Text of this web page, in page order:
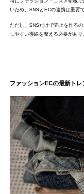
いため、SNSとECの連携は重要で
ただし、SNSだけで売上を作る
しやすい導線を整える必要があり
ファッションECの最新トレ